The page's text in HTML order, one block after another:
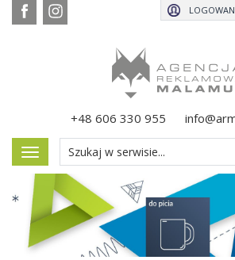
+48 606 330 955
Pokaż
menu